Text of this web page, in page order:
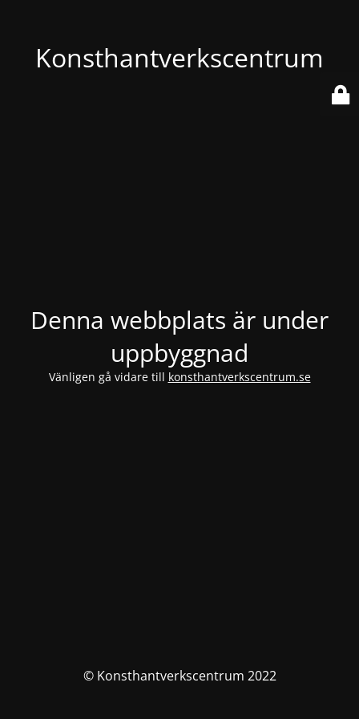
Konsthantverkscentrum
Denna webbplats är under
uppbyggnad
Vänligen gå vidare till konsthantverkscentrum.se
© Konsthantverkscentrum 2022